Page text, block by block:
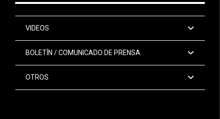
VIDEOS
BOLETÍN / COMUNICADO DE PRENSA
OTROS